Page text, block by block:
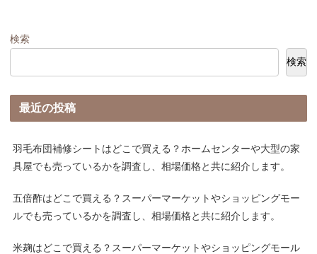
検索
検索
最近の投稿
羽毛布団補修シートはどこで買える？ホームセンターや大型の家
具屋でも売っているかを調査し、相場価格と共に紹介します。
五倍酢はどこで買える？スーパーマーケットやショッピングモー
ルでも売っているかを調査し、相場価格と共に紹介します。
米麹はどこで買える？スーパーマーケットやショッピングモール